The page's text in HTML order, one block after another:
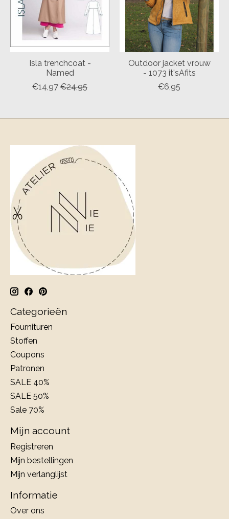
Isla trenchcoat -
Named
€14,97 €24,95
Outdoor jacket vrouw
- 1073 it'sAfits
€6,95
Categorieën
Fournituren
Stoffen
Coupons
Patronen
SALE 40%
SALE 50%
Sale 70%
Mijn account
Registreren
Mijn bestellingen
Mijn verlanglijst
Informatie
Over ons